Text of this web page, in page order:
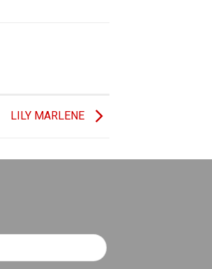
LILY MARLENE